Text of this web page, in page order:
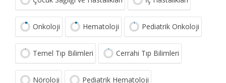
Onkoloji Hematoloji Pediatrik Onkoloji
Temel Tıp Bilimleri Cerrahi Tıp Bilimleri
Nöroloji Pediatrik Hematoloji